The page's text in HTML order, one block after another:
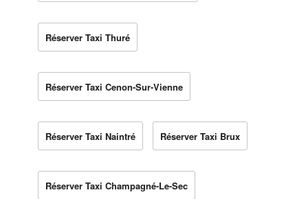
Réserver Taxi Thuré
Réserver Taxi Cenon-Sur-Vienne
Réserver Taxi Naintré Réserver Taxi Brux
Réserver Taxi Champagné-Le-Sec